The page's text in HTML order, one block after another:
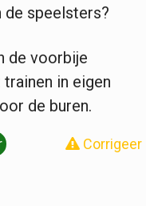
de speelsters?
de voorbije
in eigen
de buren.
Corrigeer